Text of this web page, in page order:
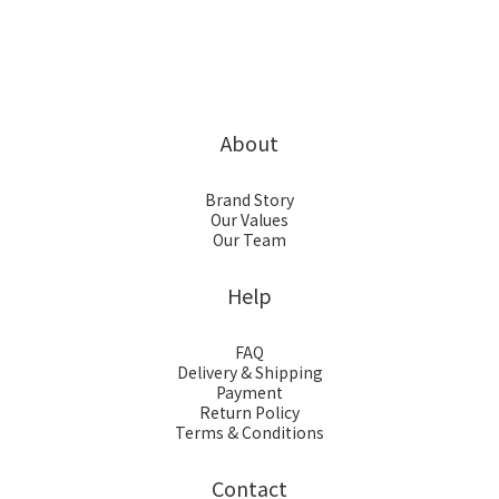
About
Brand Story
Our Values
Our Team
Help
FAQ
Delivery & Shipping
Payment
Return Policy
Terms & Conditions
Contact